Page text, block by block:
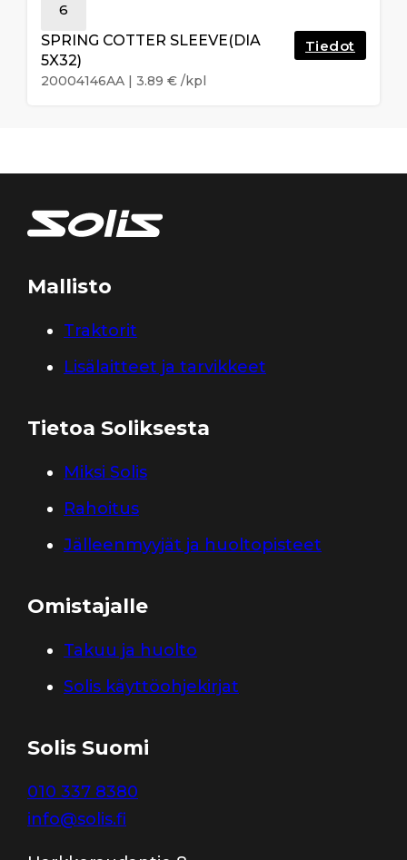
6
SPRING COTTER SLEEVE(DIA
5X32)
20004146AA | 3.89 € /kpl
Tiedot
Mallisto
Traktorit
Lisälaitteet ja tarvikkeet
Tietoa Soliksesta
Miksi Solis
Rahoitus
Jälleenmyyjät ja huoltopisteet
Omistajalle
Takuu ja huolto
Solis käyttöohjekirjat
Solis Suomi
010 337 8380
info@solis.fi